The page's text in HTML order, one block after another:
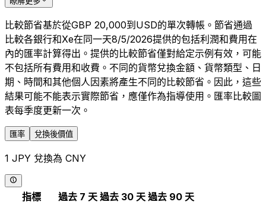
比較節省基於從GBP 20,000到USD的單次轉帳。節省通過
比較各銀行和Xe在同一天8/5/2026提供的包括利潤和費用在
內的匯率計算得出。提供的比較節省僅對給定示例有效，可能
不包括所有費用和收費。不同的貨幣兌換金額、貨幣類型、日
期、時間和其他個人因素將產生不同的比較節省。因此，這些
結果可能不能表示實際節省，應僅作為指導使用。匯率比較圖
表每季度更新一次。
匯率 兌換後價值
1 JPY 兌換為 CNY
指標 過去 7 天 過去 30 天 過去 90 天